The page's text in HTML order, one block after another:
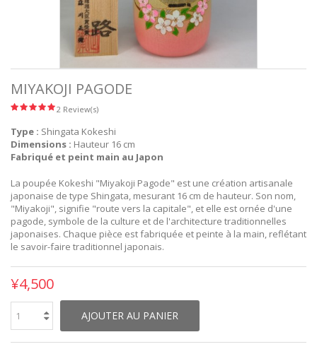
MIYAKOJI PAGODE
2 Review(s)
Type : Shingata Kokeshi
Dimensions : Hauteur 16 cm
Fabriqué et peint main au Japon
La poupée Kokeshi "Miyakoji Pagode" est une création artisanale
japonaise de type Shingata, mesurant 16 cm de hauteur. Son nom,
"Miyakoji", signifie "route vers la capitale", et elle est ornée d'une
pagode, symbole de la culture et de l'architecture traditionnelles
japonaises. Chaque pièce est fabriquée et peinte à la main, reflétant
le savoir-faire traditionnel japonais.
¥4,500
AJOUTER AU PANIER